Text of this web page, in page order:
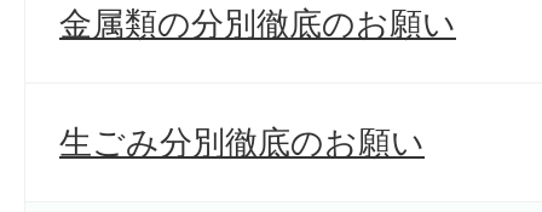
金属類の分別徹底のお願い
生ごみ分別徹底のお願い